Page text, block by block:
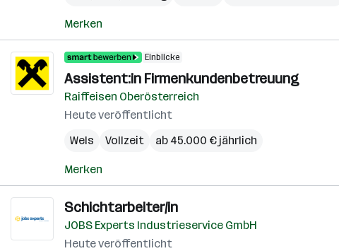
Merken
Einblicke
Assistent:in Firmenkundenbetreuung
Raiffeisen Oberösterreich
Heute veröffentlicht
Wels
Vollzeit ab 45.000 € jährlich
Merken
Schichtarbeiter/in
JOBS Experts Industrieservice GmbH
Heute veröffentlicht